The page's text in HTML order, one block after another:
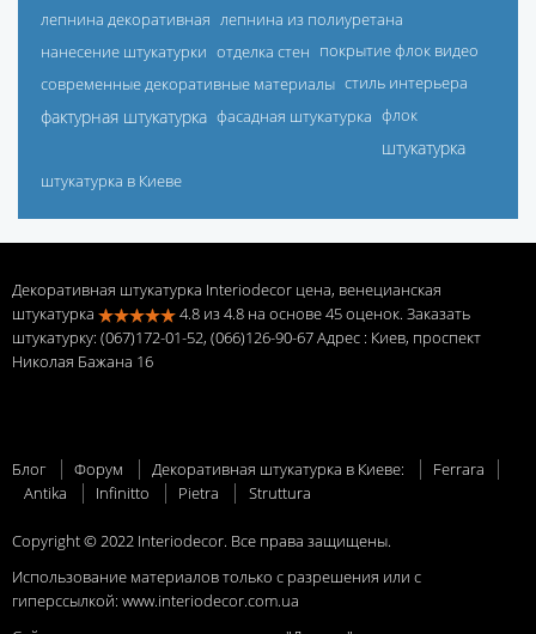
лепнина декоративная лепнина из полиуретана
нанесение штукатурки отделка стен покрытие флок видео
современные декоративные материалы стиль интерьера
фактурная штукатурка фасадная штукатурка флок
штукатурка
штукатурка в Киеве
Декоративная штукатурка Interiodecor цена, венецианская
штукатурка
4.8 из4.8 на основе45оценок. Заказать
штукатурку: (067)172-01-52, (066)126-90-67 Адрес : Киев, проспект
Николая Бажана 16
Блог Форум Декоративная штукатурка в Киеве:
Ferrara
Antika
Infinitto Pietra Struttura
Copyright © 2022 Interiodecor. Все права защищены.
Использование материалов только с разрешения или с
гиперссылкой: www.interiodecor.com.ua